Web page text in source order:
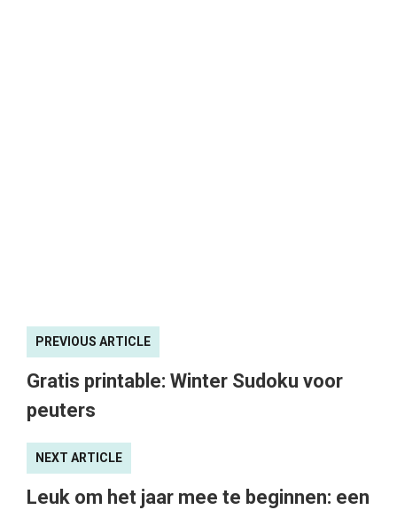
PREVIOUS ARTICLE
Gratis printable: Winter Sudoku voor
peuters
NEXT ARTICLE
Leuk om het jaar mee te beginnen: een